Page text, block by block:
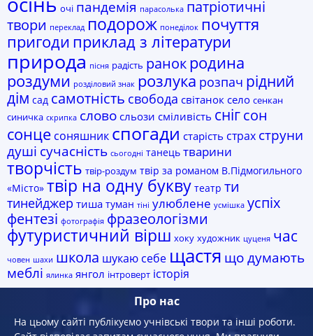
очі пандемія парасолька патріотичні
твори переклад подорож понеділок почуття
пригоди приклад з літератури
природа пісня радість ранокродина
роздуми розділовий знак розлука розпач рідний
дім сад самотність свобода світанок село сенкан
синичка скрипка слово сльози сміливість снігсон
сонце соняшник спогади старість страх струни
душі сучасність сьогодні танець тварини
творчість твір-роздум твір за романом В.Підмогильного
«Місто» твір на одну букву театр ти
тинейджер тиша туман тіні улюблене усмішка успіх
фентезі фотографія фразеологізми
футуристичний вірш хоку художник цуценя час
човен шахи школа шукаю себе щастя що думають
меблі ялинка янгол інтроверт історія
Про нас
На цьому сайті публікуємо учнівські твори та інші роботи.